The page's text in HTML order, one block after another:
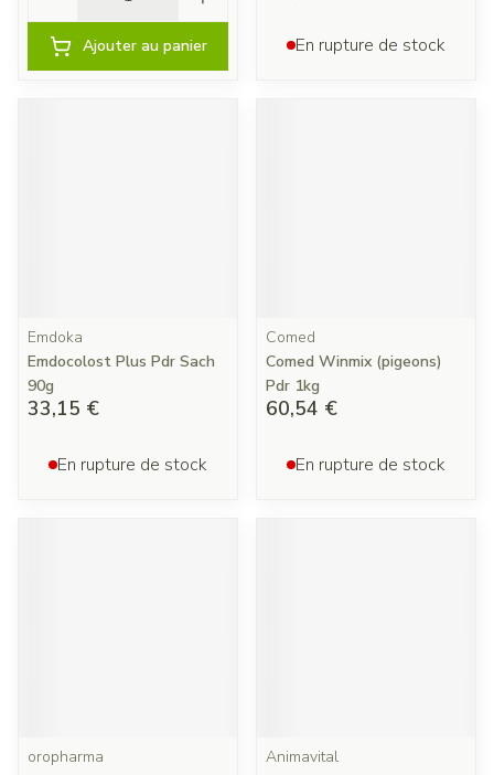
Ajouter au panier En rupture de stock
Emdoka
Emdocolost Plus Pdr Sach
90g
33,15 €
En rupture de stock
Comed
Comed Winmix (pigeons)
Pdr 1kg
60,54 €
En rupture de stock
oropharma
Animavital